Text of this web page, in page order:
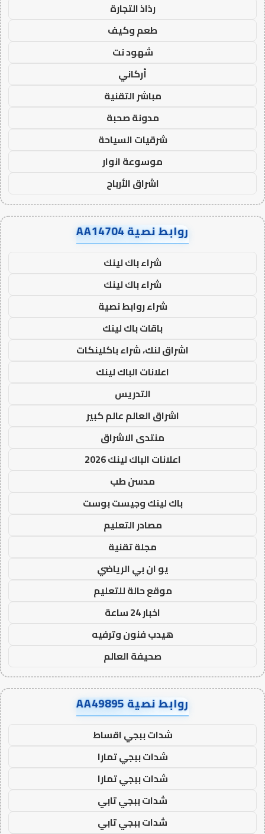
رذاذ التجارة
طعم وكيف
شهود نت
أركاني
مباشر التقنية
مدونة صحبة
شرقيات السياحة
موسوعة انوار
اشراق الأرباح
روابط نصية AA14704
شراء باك لينك
شراء باك لينك
شراء روابط نصية
باقات باك لينك
اشراق لنك، شراء باكلينكات
اعلانات الباك لينك
التدريس
اشراق العالم عالم كبير
منتدى الاشراق
اعلانات الباك لينك 2026
مدسن طب
باك لينك وجيست بوست
مصادر التعليم
مجلة تقنية
يو ان بي الرياضي
موقع حالة للتعليم
اخبار 24 ساعة
هيدب فنون وترفيه
صحيفة العالم
روابط نصية AA49895
شدات ببجي اقساط
شدات ببجي تمارا
شدات ببجي تمارا
شدات ببجي تابي
شدات ببجي تابي